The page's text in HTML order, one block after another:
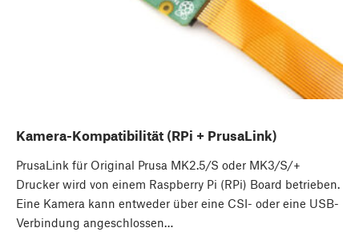
Kamera-Kompatibilität (RPi + PrusaLink)
PrusaLink für Original Prusa MK2.5/S oder MK3/S/+
Drucker wird von einem Raspberry Pi (RPi) Board betrieben.
Eine Kamera kann entweder über eine CSI- oder eine USB-
Verbindung angeschlossen…